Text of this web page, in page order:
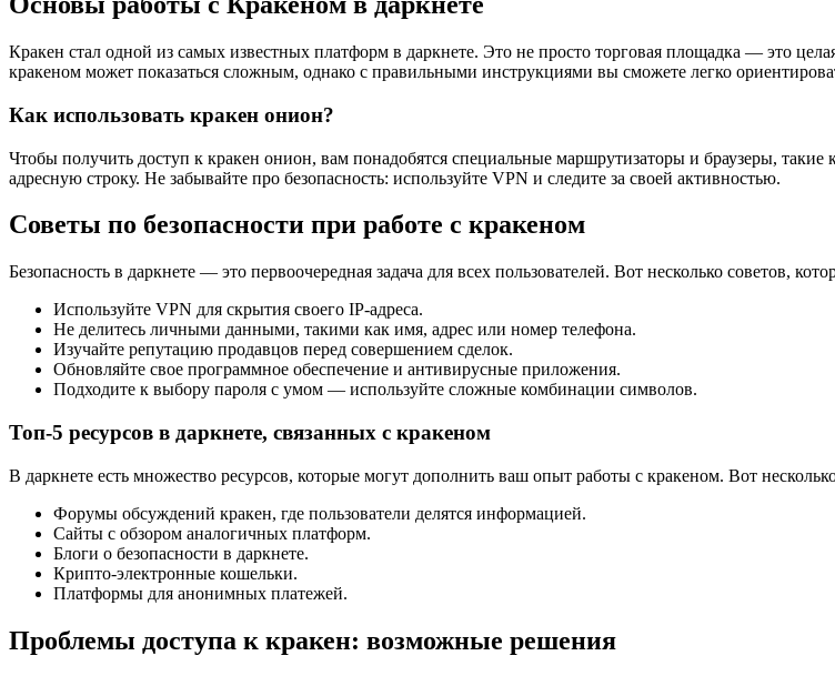
Кракен стал одной из самых известных платформ в даркнете. Это не просто торговая площадка — это
кракеном может показаться сложным, однако с правильными инструкциями вы сможете легко
Как использовать кракен онион?
Чтобы получить доступ к кракен онион, вам понадобятся специальные маршрутизаторы и браузеры, такие
адресную строку. Не забывайте про безопасность: используйте VPN и следите за своей активностью.
Советы по безопасности при работе с кракеном
Безопасность в даркнете — это первоочередная задача для всех пользователей. Вот несколько советов,
Используйте VPN для скрытия своего IP-адреса.
Не делитесь личными данными, такими как имя, адрес или номер телефона.
Изучайте репутацию продавцов перед совершением сделок.
Обновляйте свое программное обеспечение и антивирусные приложения.
Подходите к выбору пароля с умом — используйте сложные комбинации символов.
Топ-5 ресурсов в даркнете, связанных с кракеном
В даркнете есть множество ресурсов, которые могут дополнить ваш опыт работы с кракеном. Вот
Форумы обсуждений кракен, где пользователи делятся информацией.
Сайты с обзором аналогичных платформ.
Блоги о безопасности в даркнете.
Крипто-электронные кошельки.
Платформы для анонимных платежей.
Проблемы доступа к кракен: возможные решения